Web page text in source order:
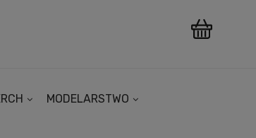
MODELARSTWO